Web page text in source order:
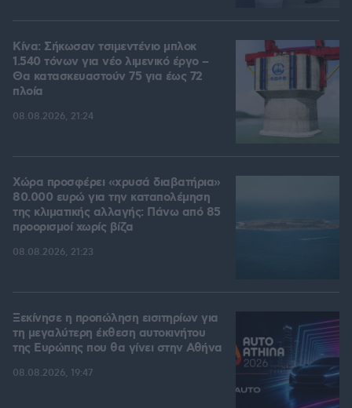
Κίνα: Σήκωσαν τσιμεντένιο μπλοκ
1.540 τόνων για νέο λιμενικό έργο –
Θα κατασκευαστούν 75 για έως 72
πλοία
08.08.2026, 21:24
Χώρα προσφέρει «χρυσά διαβατήρια»
80.000 ευρώ για την καταπολέμηση
της κλιματικής αλλαγής: Πάνω από 85
προορισμοί χωρίς βίζα
08.08.2026, 21:23
Ξεκίνησε η προπώληση εισιτηρίων για
τη μεγαλύτερη έκθεση αυτοκινήτου
της Ευρώπης που θα γίνει στην Αθήνα
08.08.2026, 19:47